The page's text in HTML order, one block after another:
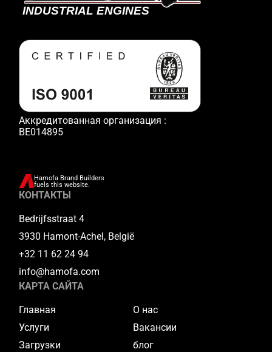
Аккредитованная организация :
BE014895
Hamofa Brand Builders
fuels this website.
КОНТАКТЫ
Bedrijfsstraat 4
3930 Hamont-Achel, België
+32 11 62 24 94
info@hamofa.com
КАРТА САЙТА
Главная
О нас
Услуги
Вакансии
Загрузки
блог